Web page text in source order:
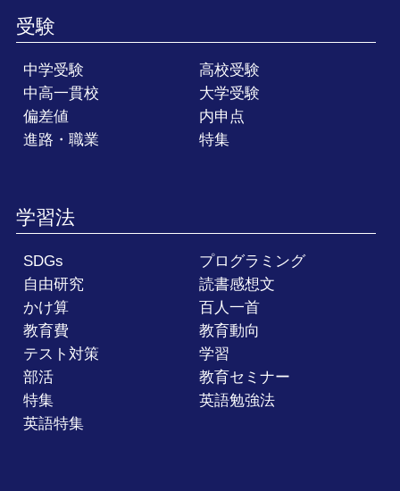
受験
中学受験
高校受験
中高一貫校
大学受験
偏差値
内申点
進路・職業
特集
学習法
SDGs
プログラミング
自由研究
読書感想文
かけ算
百人一首
教育費
教育動向
テスト対策
学習
部活
教育セミナー
特集
英語勉強法
英語特集